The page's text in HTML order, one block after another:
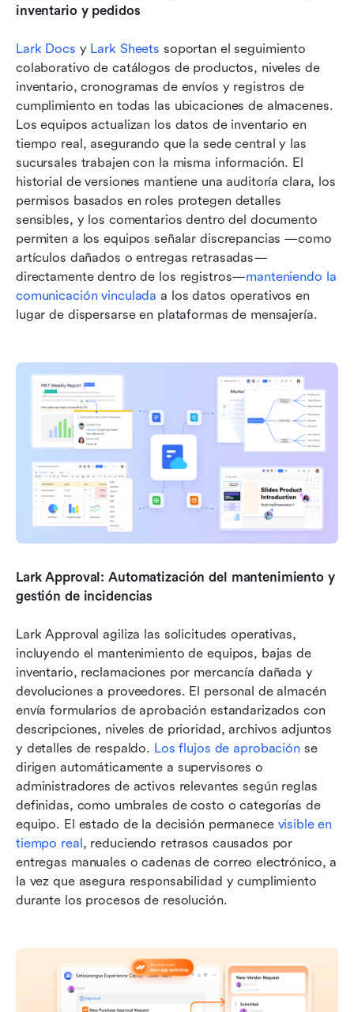
inventario y pedidos
Lark Docs y Lark Sheets soportan el seguimiento
colaborativo de catálogos de productos, niveles de
inventario, cronogramas de envíos y registros de
cumplimiento en todas las ubicaciones de almacenes.
Los equipos actualizan los datos de inventario en
tiempo real, asegurando que la sede central y las
sucursales trabajen con la misma información. El
historial de versiones mantiene una auditoría clara, los
permisos basados en roles protegen detalles
sensibles, y los comentarios dentro del documento
permiten a los equipos señalar discrepancias —como
artículos dañados o entregas retrasadas—
directamente dentro de los registros—manteniendo la
comunicación vinculada a los datos operativos en
lugar de dispersarse en plataformas de mensajería.
Lark Approval: Automatización del mantenimiento y
gestión de incidencias
Lark Approval agiliza las solicitudes operativas,
incluyendo el mantenimiento de equipos, bajas de
inventario, reclamaciones por mercancía dañada y
devoluciones a proveedores. El personal de almacén
envía formularios de aprobación estandarizados con
descripciones, niveles de prioridad, archivos adjuntos
y detalles de respaldo. Los flujos de aprobación se
dirigen automáticamente a supervisores o
administradores de activos relevantes según reglas
definidas, como umbrales de costo o categorías de
equipo. El estado de la decisión permanece visible en
tiempo real , reduciendo retrasos causados por
entregas manuales o cadenas de correo electrónico, a
la vez que asegura responsabilidad y cumplimiento
durante los procesos de resolución.